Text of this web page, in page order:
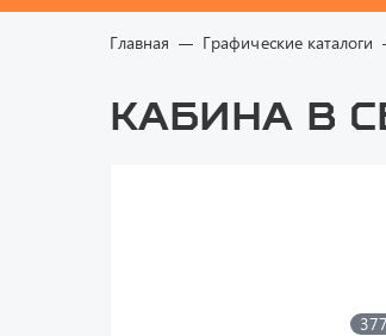
Главная Графические каталоги
Кабина в